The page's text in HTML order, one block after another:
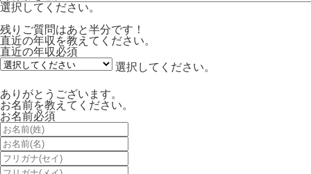
選択してください。
残りご質問はあと半分です！
直近の年収を教えてください。
直近の年収必須
選択してください。
ありがとうございます。
お名前を教えてください。
お名前必須